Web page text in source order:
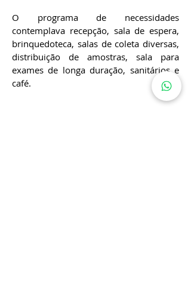
O programa de necessidades
contemplava recepção, sala de espera,
brinquedoteca, salas de coleta diversas,
distribuição de amostras, sala para
exames de longa duração, sanitários e
café.